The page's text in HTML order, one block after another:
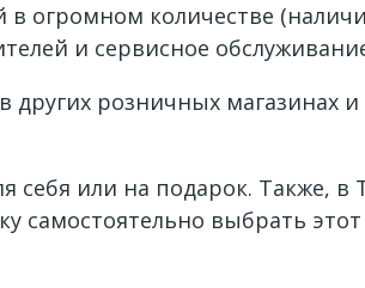
огромном количестве
и сервисное
розничных магазинах
себя или на подарок. Также, в
самостоятельно выбрать